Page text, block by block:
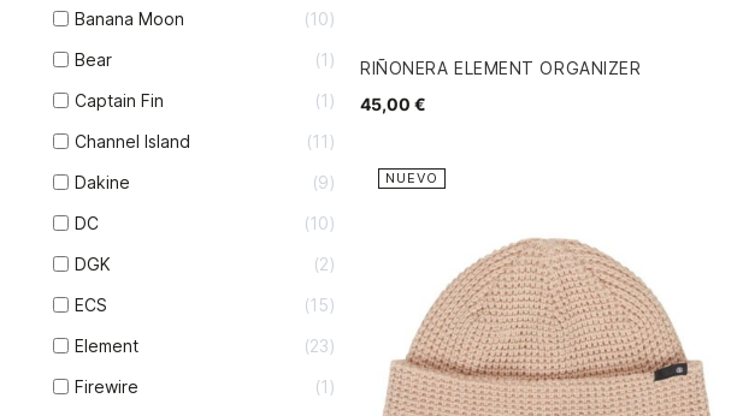
Banana Moon
10
Bear
1
Captain Fin
1
Channel Island
11
Dakine
9
DC
10
DGK
2
ECS
15
Element
23
Firewire
1
RIÑONERA ELEMENT ORGANIZER
45,00 €
NUEVO